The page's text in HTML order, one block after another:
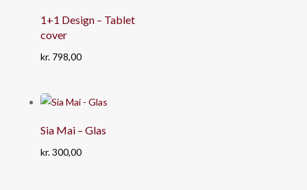
1+1 Design – Tablet
cover
kr.798,00
Sia Mai – Glas
kr.300,00